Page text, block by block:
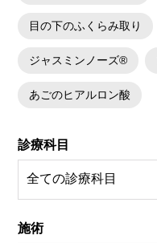
目の下のふくらみ取り
ジャスミンノーズ®
あごのヒアルロン酸
診療科目
施術